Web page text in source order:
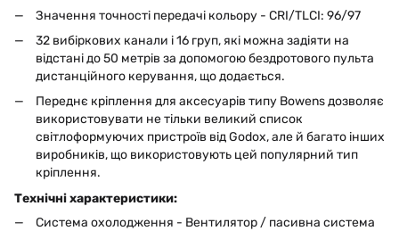
Значення точності передачі кольору - CRI/TLCI: 96/97
32 вибіркових канали і 16 груп, які можна задіяти на
відстані до 50 метрів за допомогою бездротового пульта
дистанційного керування, що додається.
Переднє кріплення для аксесуарів типу Bowens дозволяє
використовувати не тільки великий список
світлоформуючих пристроїв від Godox, але й багато інших
виробників, що використовують цей популярний тип
кріплення.
Технічні характеристики:
Система охолодження - Вентилятор / пасивна система